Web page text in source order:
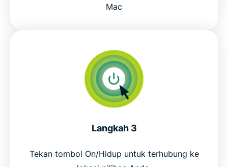
Mac
Langkah 3
Tekan tombol On/Hidup untuk terhubung ke